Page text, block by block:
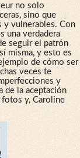
no solo
sino que
y vulnerables. Con
una verdadera
seguir el patrón
misma, y esto es
de cómo ser
veces te
y
de la aceptación
fotos y, Caroline